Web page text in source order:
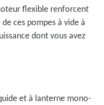
flexible renforcent
ces pompes à vide à
dont vous avez
et à lanterne mono-